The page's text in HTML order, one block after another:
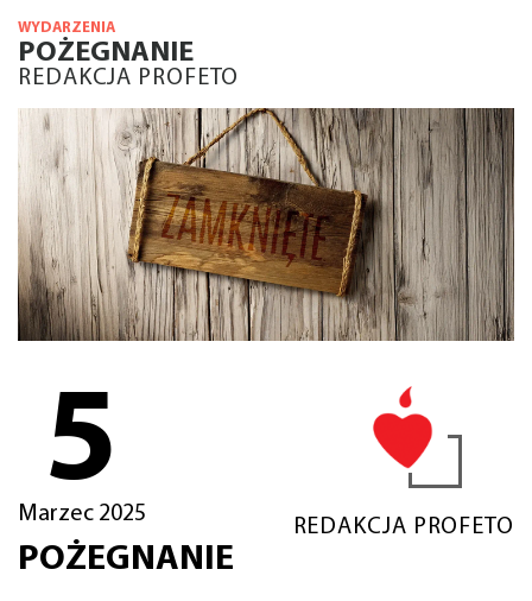
WYDARZENIA
POŻEGNANIE
REDAKCJA PROFETO
5
Marzec 2025
REDAKCJA PROFETO
POŻEGNANIE